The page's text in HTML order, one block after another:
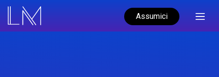
Assumici